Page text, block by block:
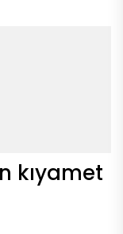
kıyamet